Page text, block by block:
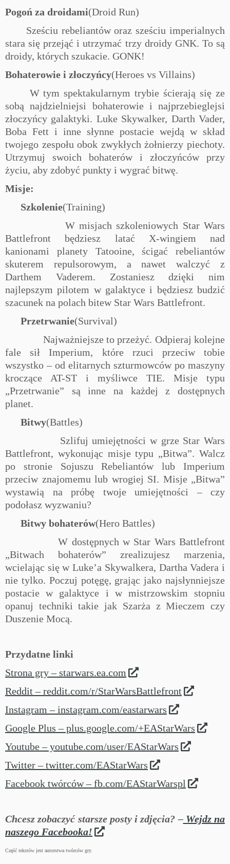
Pogoń za droidami(Droid Run)
Sześciu rebeliantów oraz sześciu imperialnych
stara się przejąć i utrzymać trzy droidy GNK. To są
droidy, których szukacie. GONK!
Bohaterowie i złoczyńcy(Heroes vs Villains)
W tym spektakularnym trybie ścierają się ze
sobą najdzielniejsi bohaterowie i najprzebieglejsi
złoczyńcy galaktyki. Luke Skywalker, Darth Vader,
Boba Fett i inne słynne postacie wejdą w skład
twojego zespołu obok zwykłych żołnierzy piechoty.
Utrzymuj swoich bohaterów i złoczyńców przy
życiu, aby zdobyć punkty i wygrać bitwę.
Misje:
Szkolenie(Training)
W misjach szkoleniowych Star Wars
Battlefront będziesz latać X-wingiem nad
kanionami planety Tatooine, ścigać rebeliantów
skuterem repulsorowym, a nawet walczyć z
Darthem Vaderem. Zostaniesz dzięki nim
najlepszym pilotem w galaktyce i będziesz budzić
szacunek na polach bitew Star Wars Battlefront.
Przetrwanie(Survival)
Najważniejsze to przeżyć. Odpieraj kolejne
fale sił Imperium, które rzuci przeciw tobie
wszystko – od elitarnych szturmowców po maszyny
kroczące AT-ST i myśliwce TIE. Misje typu
„Przetrwanie” są inne na każdej z dostępnych
planet.
Bitwy(Battles)
Szlifuj umiejętności w grze Star Wars
Battlefront, wykonując misje typu „Bitwa”. Walcz
po stronie Sojuszu Rebeliantów lub Imperium
przeciw znajomemu lub wrogiej SI. Misje „Bitwa”
wystawią na próbę twoje umiejętności – czy
podołasz wyzwaniu?
Bitwy bohaterów(Hero Battles)
W dostępnych w Star Wars Battlefront
„Bitwach bohaterów” zrealizujesz marzenia,
wcielając się w Luke’a Skywalkera, Dartha Vadera i
nie tylko. Poczuj potęgę, grając jako najsłynniejsze
postacie w galaktyce i w mistrzowskim stopniu
opanuj techniki takie jak Szarża z Mieczem czy
Duszenie Mocą.
Przydatne linki
Strona gry – starwars.ea.com
Reddit – reddit.com/r/StarWarsBattlefront
Instagram – instagram.com/eastarwars
Google Plus – plus.google.com/+EAStarWars
Youtube – youtube.com/user/EAStarWars
Twitter – twitter.com/EAStarWars
Facebook twórców – fb.com/EAStarWarspl
Chcesz zobaczyć starsze posty i zdjęcia? –Wejdz na
naszego Facebooka!
Część tekstów jest autorstwa twórców gry.